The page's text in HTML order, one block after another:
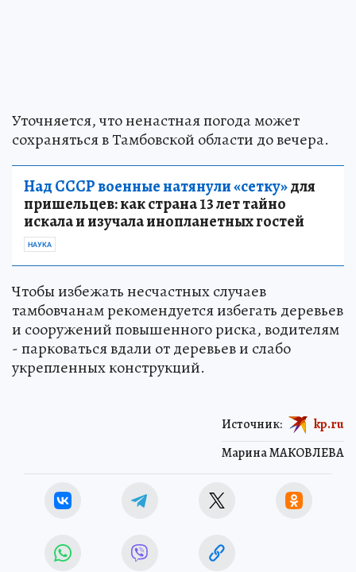
Уточняется, что ненастная погода может
сохраняться в Тамбовской области до вечера.
Над СССР военные натянули «сетку»для
пришельцев: как страна 13 лет тайно
искала и изучала инопланетных гостей
НАУКА
Чтобы избежать несчастных случаев
тамбовчанам рекомендуется избегать деревьев
и сооружений повышенного риска, водителям
- парковаться вдали от деревьев и слабо
укрепленных конструкций.
Марина МАКОВЛЕВА
Источник: kp.ru